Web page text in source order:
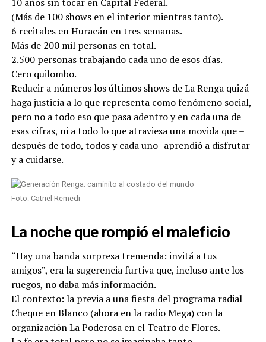
(Más de 100 shows en el interior mientras tanto).
6 recitales en Huracán en tres semanas.
Más de 200 mil personas en total.
2.500 personas trabajando cada uno de esos días.
Cero quilombo.
Reducir a números los últimos shows de La Renga quizá
haga justicia a lo que representa como fenómeno social,
pero no a todo eso que pasa adentro y en cada una de
esas cifras, ni a todo lo que atraviesa una movida que –
después de todo, todos y cada uno- aprendió a disfrutar
y a cuidarse.
Foto: Catriel Remedi
La noche que rompió el maleficio
“Hay una banda sorpresa tremenda: invitá a tus
amigos”, era la sugerencia furtiva que, incluso ante los
ruegos, no daba más información.
El contexto: la previa a una fiesta del programa radial
Cheque en Blanco (ahora en la radio Mega) con la
organización La Poderosa en el Teatro de Flores.